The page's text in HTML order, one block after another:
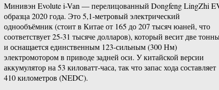
Минивэн Evolute i-Van — перелицованный Dongfeng LingZhi
образца 2020 года. Это 5,1-метровый электрический
однообъёмник (стоит в Китае от 165 до 207 тысяч юаней, что
соответствует 25-31 тысяче долларов), который весит две
и оснащается единственным 123-сильным (300 Нм)
электромотором в приводе задней оси. У китайской версии
аккумулятор на 53 киловатт-часа, так что запас хода составляет
410 километров (NEDC).